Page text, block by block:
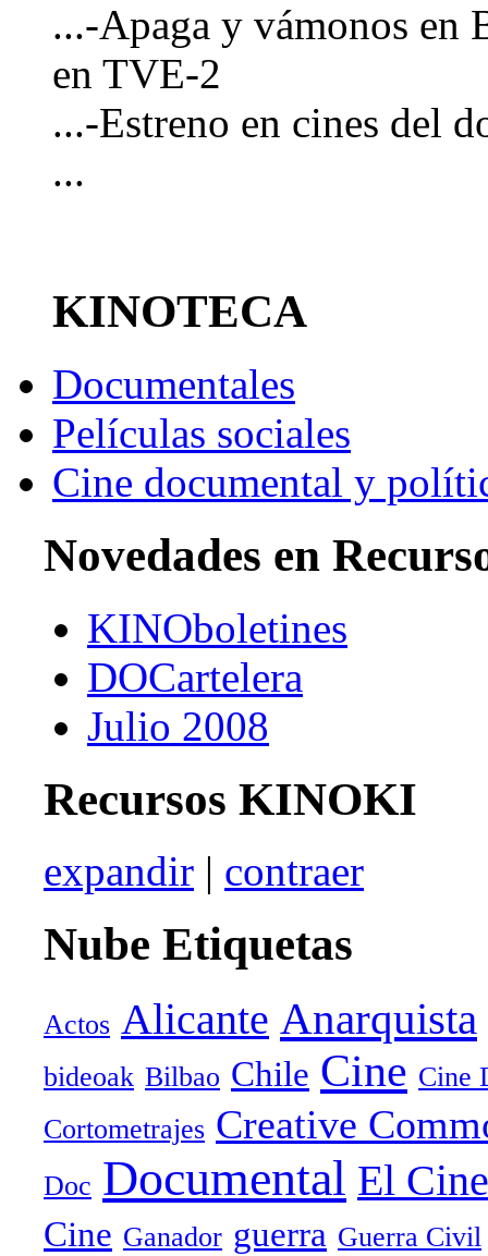
...-Apaga y vámonos en
en TVE-2
...-Estreno en cines del
...
KINOTECA
Documentales
Películas sociales
Cine documental y
Novedades en
KINOboletines
DOCartelera
Julio 2008
Recursos KINOKI
expandir | contraer
Nube Etiquetas
Actos Alicante Anarquista
bideoak Bilbao Chile Cine Cine
Cortometrajes Creative
Doc Documental El Cine
Cine Ganador guerra Guerra Civil